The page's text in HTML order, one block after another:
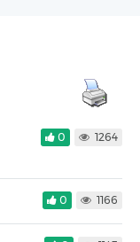
0 1264
0 1166